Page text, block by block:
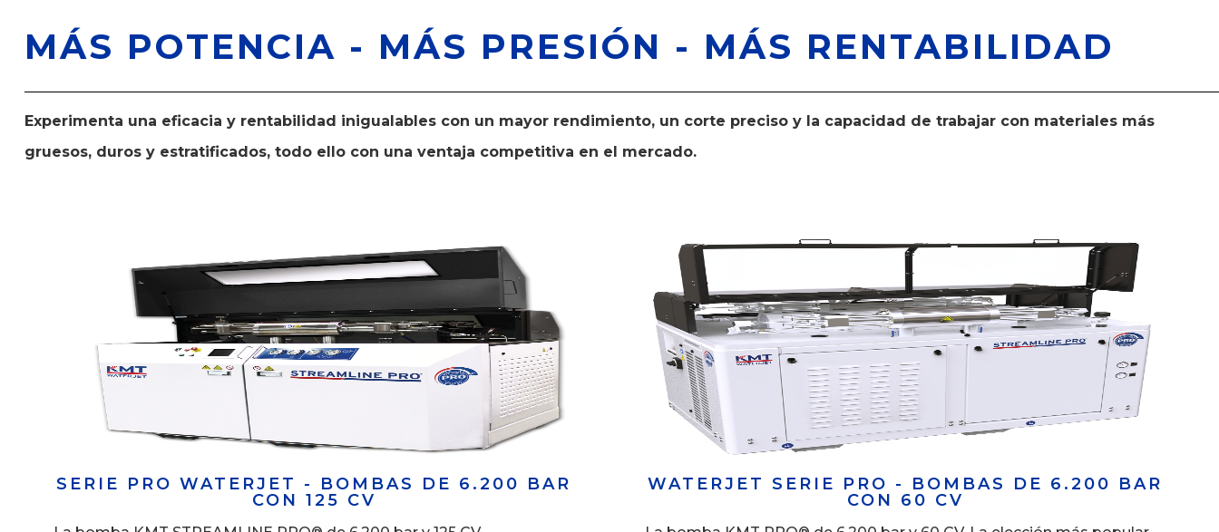
MÁS POTENCIA - MÁS PRESIÓN - MÁS RENTABILIDAD
Experimenta una eficacia y rentabilidad inigualables con un mayor rendimiento, un corte preciso y la capacidad de trabajar con materiales más
gruesos, duros y estratificados, todo ello con una ventaja competitiva en el mercado.
SERIE PRO WATERJET - BOMBAS DE 6.200 BAR
CON 125 CV
WATERJET SERIE PRO - BOMBAS DE 6.200 BAR
CON 60 CV